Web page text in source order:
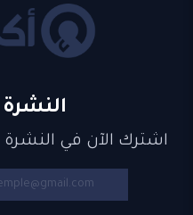
النشرة
اشترك الآن في النشرة